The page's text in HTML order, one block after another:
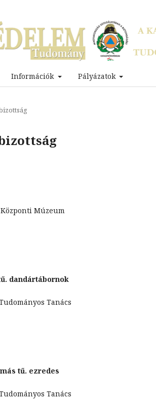
Információk Pályázatok
Múzeum
dandártábornok
Tanács
tű. ezredes
Tanács